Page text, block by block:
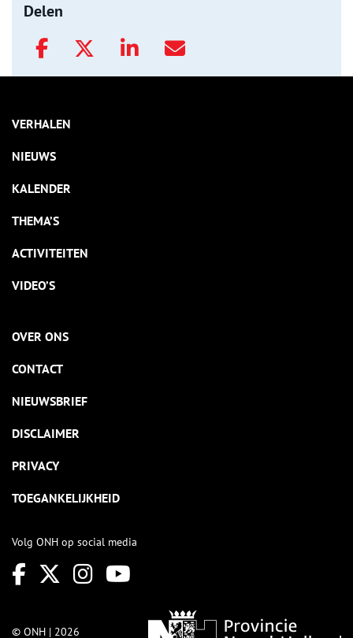
Delen
VERHALEN
NIEUWS
KALENDER
THEMA’S
ACTIVITEITEN
VIDEO’S
OVER ONS
CONTACT
NIEUWSBRIEF
DISCLAIMER
PRIVACY
TOEGANKELIJKHEID
Volg ONH op social media
© ONH | 2026